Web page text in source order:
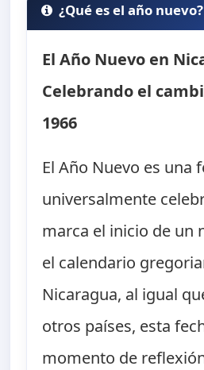
¿Qué es el año nuevo?
El Año Nuevo en
Celebrando el
1966
El Año Nuevo es una
universalmente
marca el inicio de un
el calendario
Nicaragua, al igual
otros países, esta
momento de